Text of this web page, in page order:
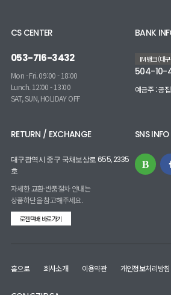
CS CENTER
053-716-3432
Mon - Fri. 09:00 - 18:00
Lunch. 12:00 - 13:00
SAT, SUN, HOLIDAY OFF
BANK
IM뱅크(대
504-10-
예금주 : 공
RETURN / EXCHANGE
대구광역시 중구 국채보상로 655, 2335
호
자세한 교환·반품절차 안내는
상품하단을 참고해주세요.
로젠택배 바로가기
SNS INFO
홈으로 회사소개 이용약관 개인정보처리방침